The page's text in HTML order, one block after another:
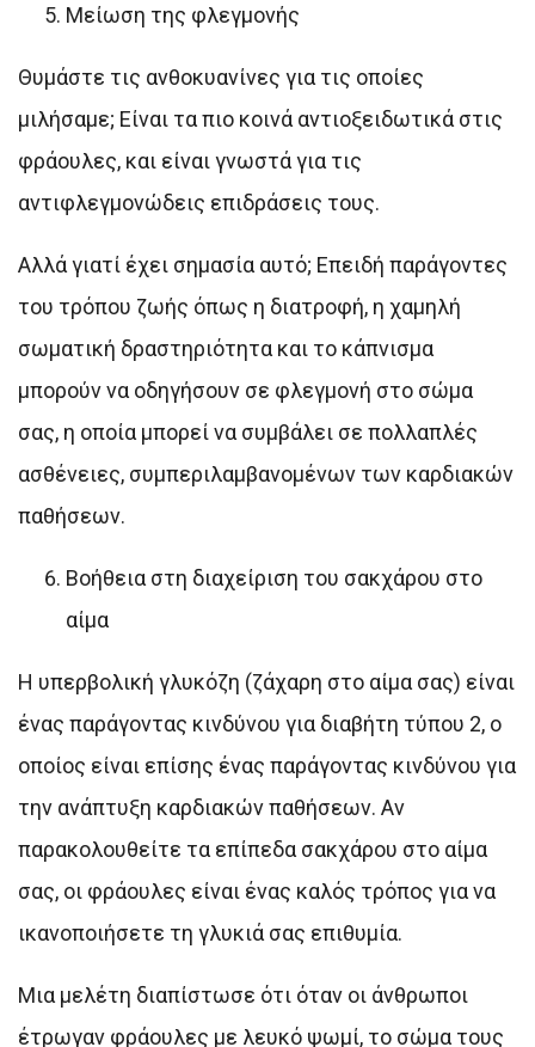
Μείωση της φλεγμονής
Θυμάστε τις ανθοκυανίνες για τις οποίες
μιλήσαμε; Είναι τα πιο κοινά αντιοξειδωτικά στις
φράουλες, και είναι γνωστά για τις
αντιφλεγμονώδεις επιδράσεις τους.
Αλλά γιατί έχει σημασία αυτό; Επειδή παράγοντες
του τρόπου ζωής όπως η διατροφή, η χαμηλή
σωματική δραστηριότητα και το κάπνισμα
μπορούν να οδηγήσουν σε φλεγμονή στο σώμα
σας, η οποία μπορεί να συμβάλει σε πολλαπλές
ασθένειες, συμπεριλαμβανομένων των καρδιακών
παθήσεων.
Βοήθεια στη διαχείριση του σακχάρου στο
αίμα
Η υπερβολική γλυκόζη (ζάχαρη στο αίμα σας) είναι
ένας παράγοντας κινδύνου για διαβήτη τύπου 2, ο
οποίος είναι επίσης ένας παράγοντας κινδύνου για
την ανάπτυξη καρδιακών παθήσεων. Αν
παρακολουθείτε τα επίπεδα σακχάρου στο αίμα
σας, οι φράουλες είναι ένας καλός τρόπος για να
ικανοποιήσετε τη γλυκιά σας επιθυμία.
Μια μελέτη διαπίστωσε ότι όταν οι άνθρωποι
έτρωγαν φράουλες με λευκό ψωμί, το σώμα τους